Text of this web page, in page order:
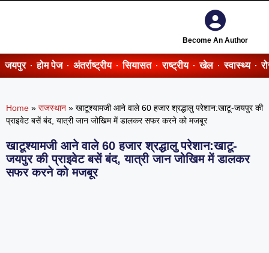
Become An Author
जयपुर होम पेज अंतर्राष्ट्रीय सियासत राष्ट्रीय खेल स्वास्थ्य
Home » राजस्थान » खाटूश्यामजी आने वाले 60 हजार श्रद्धालु परेशान:खाटू-जयपुर की
प्राइवेट बसें बंद, यात्री जान जोखिम में डालकर सफर करने को मजबूर
खाटूश्यामजी आने वाले 60 हजार श्रद्धालु परेशान:खाटू-
जयपुर की प्राइवेट बसें बंद, यात्री जान जोखिम में डालकर
सफर करने को मजबूर